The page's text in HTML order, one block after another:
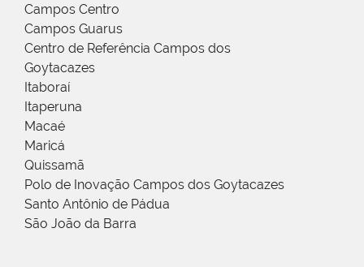
Campos Centro
Campos Guarus
Centro de Referência Campos dos
Goytacazes
Itaboraí
Itaperuna
Macaé
Maricá
Quissamã
Polo de Inovação Campos dos Goytacazes
Santo Antônio de Pádua
São João da Barra